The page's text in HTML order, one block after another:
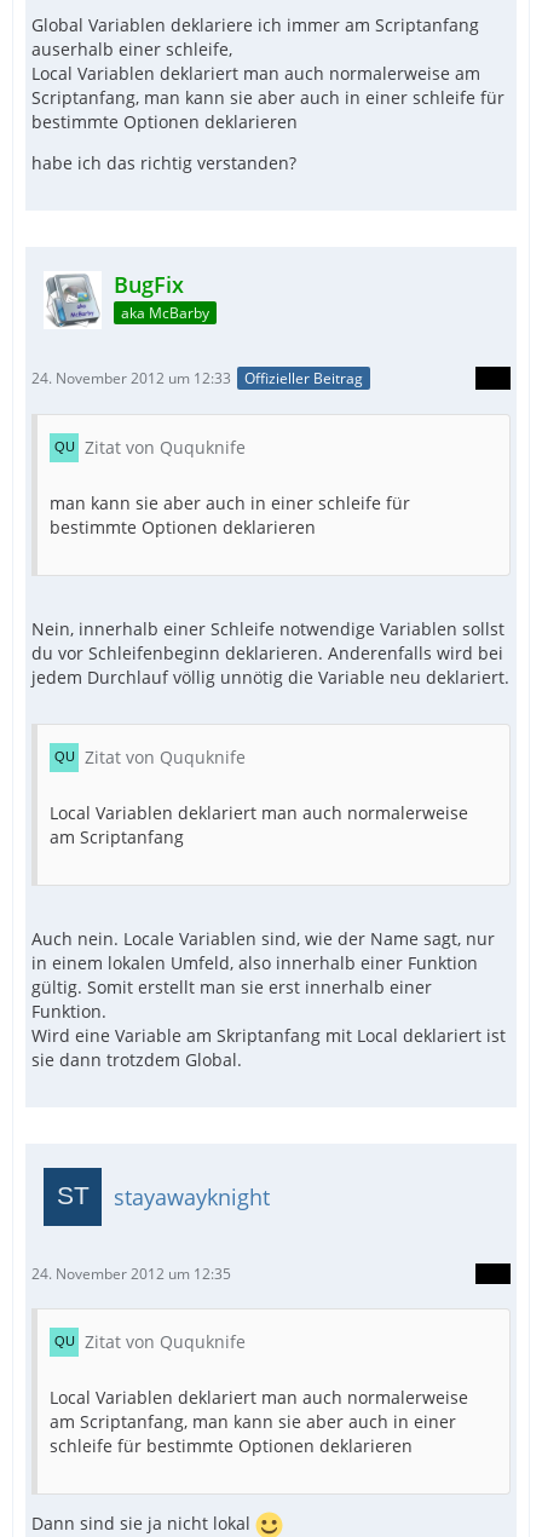
Global Variablen deklariere ich immer am Scriptanfang
auserhalb einer schleife,
Local Variablen deklariert man auch normalerweise am
Scriptanfang, man kann sie aber auch in einer schleife für
bestimmte Optionen deklarieren
habe ich das richtig verstanden?
BugFix
aka McBarby
24. November 2012 um 12:33 Offizieller Beitrag
Zitat von Ququknife
man kann sie aber auch in einer schleife für
bestimmte Optionen deklarieren
Nein, innerhalb einer Schleife notwendige Variablen sollst
du vor Schleifenbeginn deklarieren. Anderenfalls wird bei
jedem Durchlauf völlig unnötig die Variable neu deklariert.
Zitat von Ququknife
Local Variablen deklariert man auch normalerweise
am Scriptanfang
Auch nein. Locale Variablen sind, wie der Name sagt, nur
in einem lokalen Umfeld, also innerhalb einer Funktion
gültig. Somit erstellt man sie erst innerhalb einer
Funktion.
Wird eine Variable am Skriptanfang mit Local deklariert ist
sie dann trotzdem Global.
stayawayknight
24. November 2012 um 12:35
Zitat von Ququknife
Local Variablen deklariert man auch normalerweise
am Scriptanfang, man kann sie aber auch in einer
schleife für bestimmte Optionen deklarieren
Dann sind sie ja nicht lokal